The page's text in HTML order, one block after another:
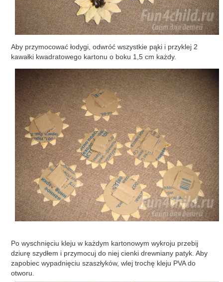
Aby przymocować łodygi, odwróć wszystkie pąki i przyklej 2
kawałki kwadratowego kartonu o boku 1,5 cm każdy.
Po wyschnięciu kleju w każdym kartonowym wykroju przebij
dziurę szydłem i przymocuj do niej cienki drewniany patyk. Aby
zapobiec wypadnięciu szaszłyków, wlej trochę kleju PVA do
otworu.